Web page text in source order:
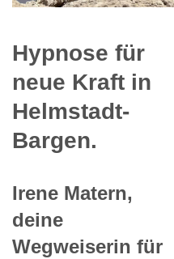
Hypnose für
neue Kraft in
Helmstadt-
Bargen.
Irene Matern,
deine
Wegweiserin für